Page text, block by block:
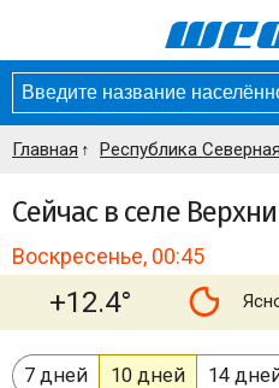
Главная Республика
Сейчас в селе
Воскресенье, 00:45
+12.4°
7 дней 10 дней 14